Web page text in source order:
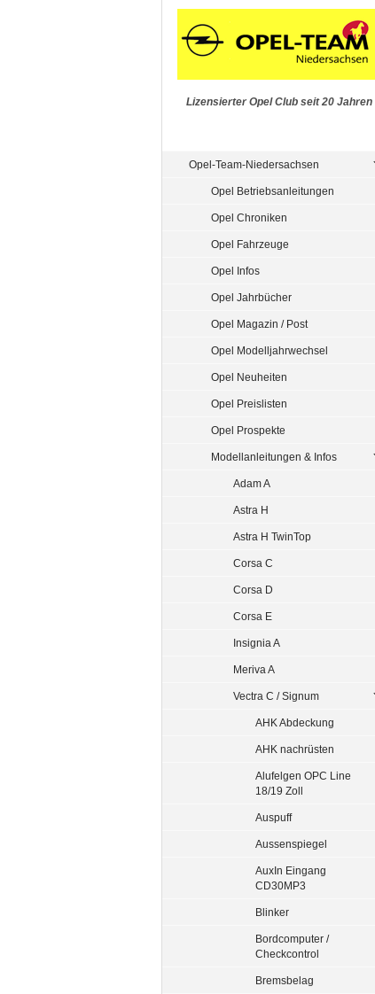
Lizensierter Opel Club seit 20 Jahren
Opel-Team-Niedersachsen
Opel Betriebsanleitungen
Opel Chroniken
Opel Fahrzeuge
Opel Infos
Opel Jahrbücher
Opel Magazin / Post
Opel Modelljahrwechsel
Opel Neuheiten
Opel Preislisten
Opel Prospekte
Modellanleitungen & Infos
Adam A
Astra H
Astra H TwinTop
Corsa C
Corsa D
Corsa E
Insignia A
Meriva A
Vectra C / Signum
AHK Abdeckung
AHK nachrüsten
Alufelgen OPC Line
18/19 Zoll
Auspuff
Aussenspiegel
AuxIn Eingang
CD30MP3
Blinker
Bordcomputer /
Checkcontrol
Bremsbelag